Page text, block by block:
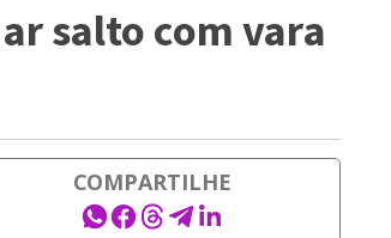
salto com vara
COMPARTILHE